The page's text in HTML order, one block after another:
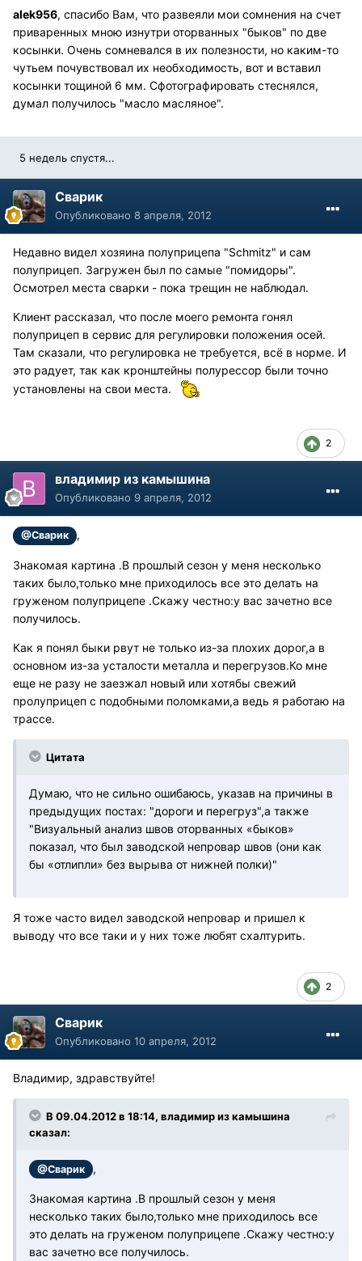
alek956, спасибо Вам, что развеяли мои сомнения на счет
приваренных мною изнутри оторванных "быков" по две
косынки. Очень сомневался в их полезности, но каким-то
чутьем почувствовал их необходимость, вот и вставил
косынки тощиной 6 мм. Сфотографировать стеснялся,
думал получилось "масло масляное".
5 недель спустя...
Сварик
Опубликовано 8 апреля, 2012
Недавно видел хозяина полуприцепа "Schmitz" и сам
полуприцеп. Загружен был по самые "помидоры".
Осмотрел места сварки - пока трещин не наблюдал.
Клиент рассказал, что после моего ремонта гонял
полуприцеп в сервис для регулировки положения осей.
Там сказали, что регулировка не требуется, всё в норме. И
это радует, так как кронштейны полурессор были точно
установлены на свои места.
2
владимир из камышина
Опубликовано 9 апреля, 2012
@Сварик ,
Знакомая картина .В прошлый сезон у меня несколько
таких было,только мне приходилось все это делать на
груженом полуприцепе .Скажу честно:у вас зачетно все
получилось.
Как я понял быки рвут не только из-за плохих дорог,а в
основном из-за усталости металла и перегрузов.Ко мне
еще не разу не заезжал новый или хотябы свежий
пролуприцеп с подобными поломками,а ведь я работаю на
трассе.
Цитата
Думаю, что не сильно ошибаюсь, указав на причины в
предыдущих постах: "дороги и перегруз",а также
"Визуальный анализ швов оторванных «быков»
показал, что был заводской непровар швов (они как
бы «отлипли» без вырыва от нижней полки)"
Я тоже часто видел заводской непровар и пришел к
выводу что все таки и у них тоже любят схалтурить.
2
Сварик
Опубликовано 10 апреля, 2012
Владимир, здравствуйте!
В 09.04.2012 в 18:14, владимир из камышина
сказал:
@Сварик ,
Знакомая картина .В прошлый сезон у меня
несколько таких было,только мне приходилось все
это делать на груженом полуприцепе .Скажу честно:у
вас зачетно все получилось.